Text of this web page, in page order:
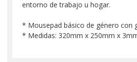
entorno de trabajo u hogar.
* Mousepad básico de género con
* Medidas: 320mm x 250mm x